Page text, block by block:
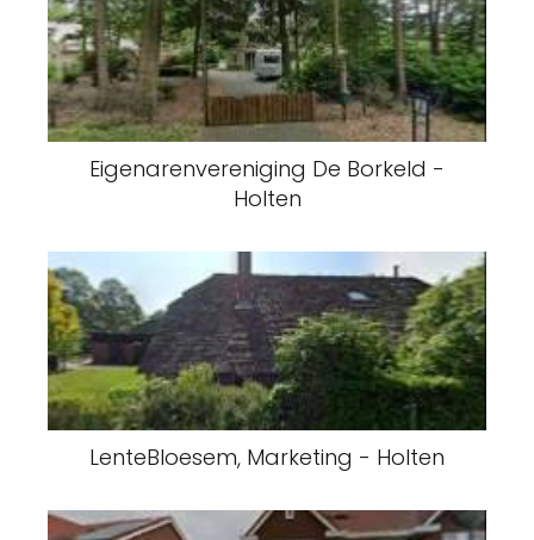
Eigenarenvereniging De Borkeld -
Holten
LenteBloesem, Marketing - Holten